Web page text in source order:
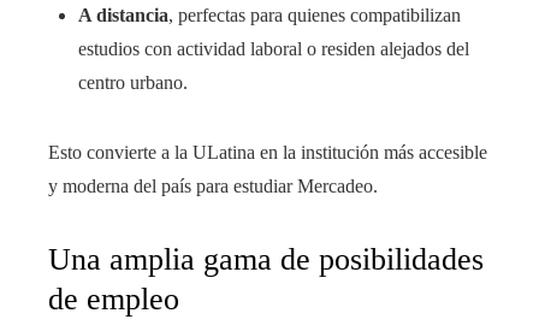
A distancia, perfectas para quienes compatibilizan
estudios con actividad laboral o residen alejados del
centro urbano.
Esto convierte a la ULatina en la institución más accesible
y moderna del país para estudiar Mercadeo.
Una amplia gama de posibilidades
de empleo